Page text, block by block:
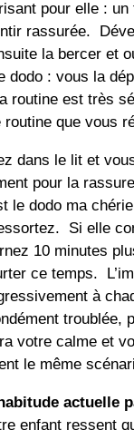
pour elle :
rassurée.
la bercer et
dodo : vous la
routine est très
que vous
dans le lit et
pour la
le dodo ma
Si elle
10 minutes
ce temps.
à
troublée,
votre calme et
le même
actuelle
enfant ressent